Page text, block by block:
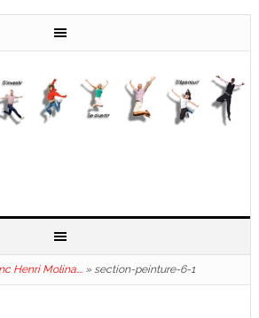
Henri Molina….» section-peinture-6-1